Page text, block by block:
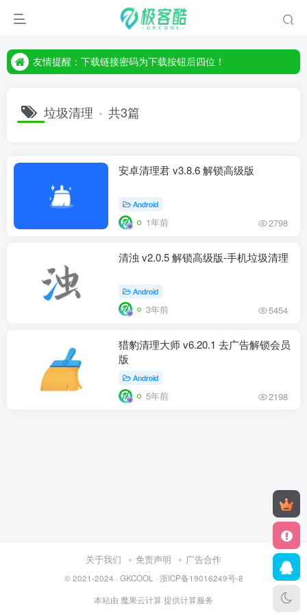
友情提醒：下载链接密码为下载按钮后四位！
友情提醒：下载链接密码为下载按钮后四位！
垃圾清理 共3篇
安卓清理君 v3.8.6 解锁高级版
Android
1年前 2798
清浊 v2.0.5 解锁高级版-手机垃圾清理
Android
3年前 5454
猎豹清理大师 v6.20.1 去广告解锁会员
版
Android
5年前 2198
关于我们 免责声明 广告合作
© 2021-2024 · GKCOOL · 浙ICP备19016249号-8
本站由 魔果云计算 提供计算服务